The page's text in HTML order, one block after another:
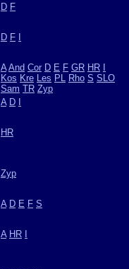
D F
D F
A And Cor D E F GR HR
Kos Kre Les PL Rho S SLO
Sam TR Zyp
A D
HR
Zyp
A D E F S
A HR